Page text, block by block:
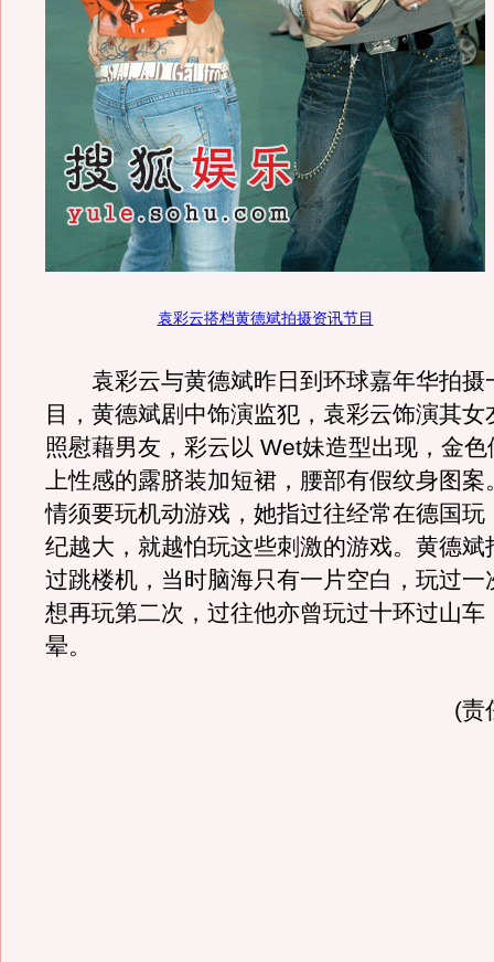
袁彩云搭档黄德斌拍摄资讯节目
袁彩云与黄德斌昨日到环球嘉年华拍摄
目，黄德斌剧中饰演监犯，袁彩云饰演其女
照慰藉男友，彩云以 Wet妹造型出现，金
上性感的露脐装加短裙，腰部有假纹身图案
情须要玩机动游戏，她指过往经常在德国玩
纪越大，就越怕玩这些刺激的游戏。黄德斌
过跳楼机，当时脑海只有一片空白，玩过一
想再玩第二次，过往他亦曾玩过十环过山车
晕。
(责